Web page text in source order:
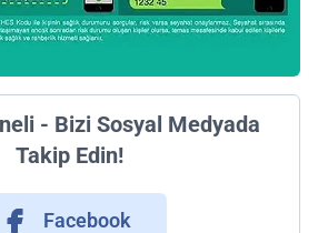
- Bizi Sosyal Medyada
Takip Edin!
Facebook